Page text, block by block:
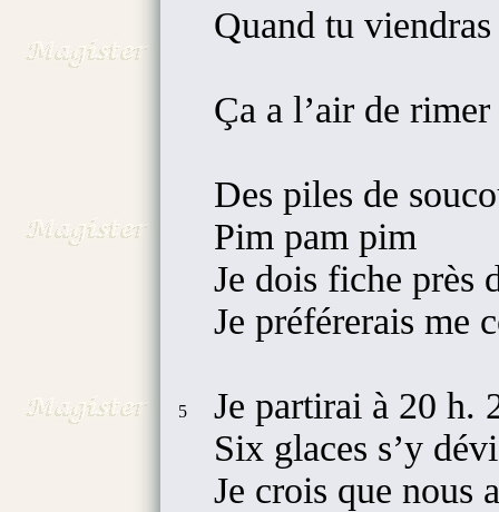
5
Quand tu
Ça a l’air de rimer
Des piles de
Pim pam pim
Je dois fiche près
Je préférerais me
Je partirai à 20 h.
Six glaces s’y
Je crois que nous